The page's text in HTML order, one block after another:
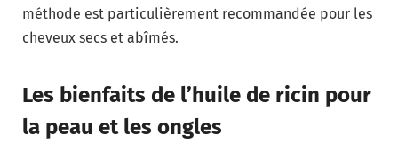
méthode est particulièrement recommandée pour les
cheveux secs et abîmés.
Les bienfaits de l’huile de ricin pour
la peau et les ongles